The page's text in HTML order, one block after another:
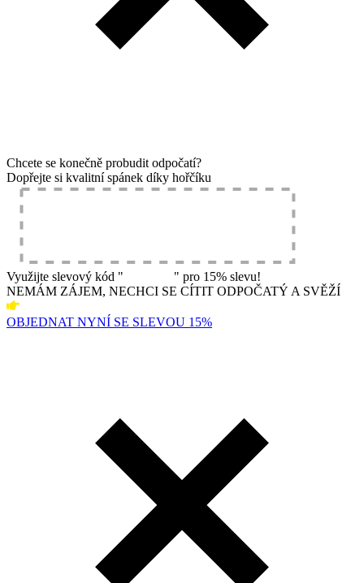
Chcete se konečně probudit odpočatí?
Dopřejte si kvalitní spánek díky hořčíku
Využijte slevový kód "
" pro 15% slevu!
NEMÁM ZÁJEM, NECHCI SE CÍTIT ODPOČATÝ A SVĚŽÍ
OBJEDNAT NYNÍ SE SLEVOU 15%